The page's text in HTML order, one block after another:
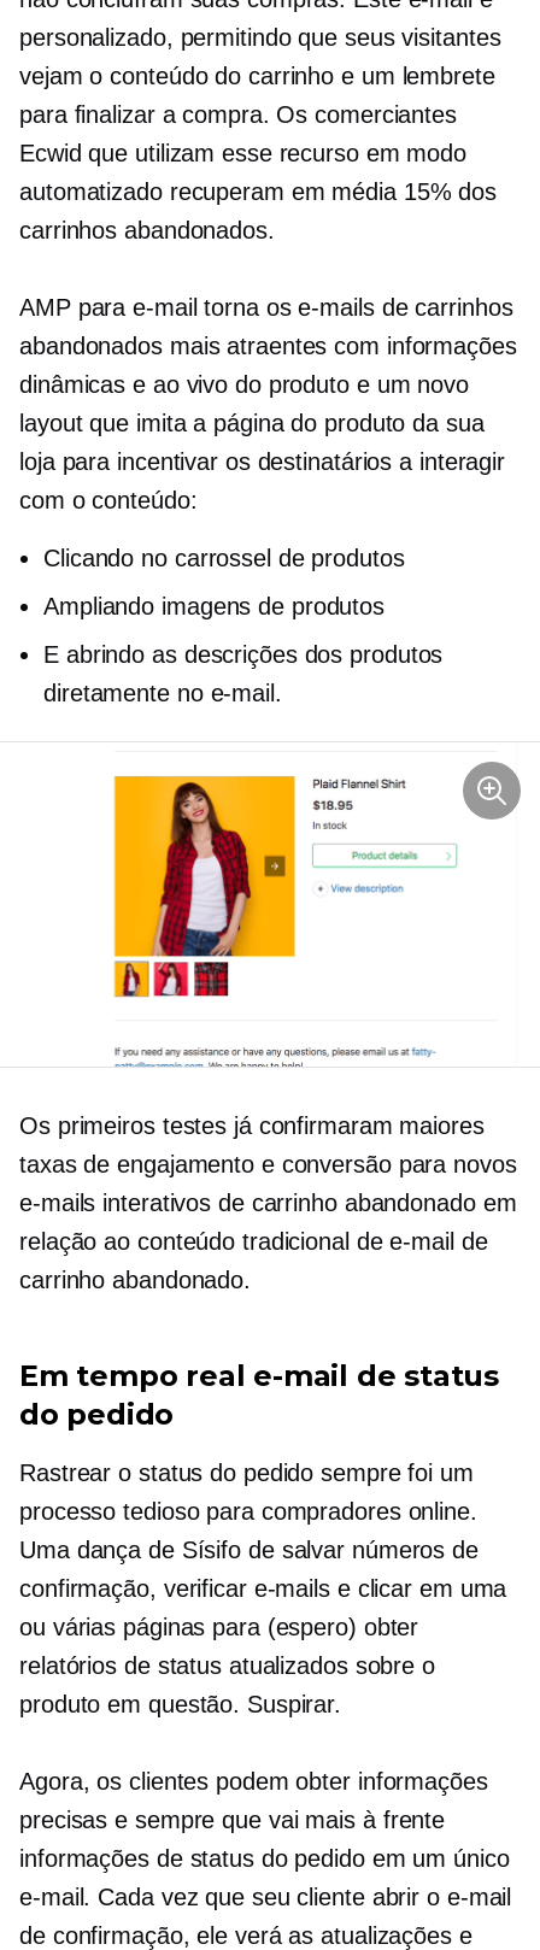
personalizado, permitindo que seus visitantes
vejam o conteúdo do carrinho e um lembrete
para finalizar a compra. Os comerciantes
Ecwid que utilizam esse recurso em modo
automatizado recuperam em média 15% dos
carrinhos abandonados.
AMP para e-mail torna os e-mails de carrinhos
abandonados mais atraentes com informações
dinâmicas e ao vivo do produto e um novo
layout que imita a página do produto da sua
loja para incentivar os destinatários a interagir
com o conteúdo:
Clicando no carrossel de produtos
Ampliando imagens de produtos
E abrindo as descrições dos produtos
diretamente no e-mail.
Os primeiros testes já confirmaram maiores
taxas de engajamento e conversão para novos
e-mails interativos de carrinho abandonado em
relação ao conteúdo tradicional de e-mail de
carrinho abandonado.
Em tempo real e-mail de status
do pedido
Rastrear o status do pedido sempre foi um
processo tedioso para compradores online.
Uma dança de Sísifo de salvar números de
confirmação, verificar e-mails e clicar em uma
ou várias páginas para (espero) obter
relatórios de status atualizados sobre o
produto em questão. Suspirar.
Agora, os clientes podem obter informações
precisas e sempreque vai mais à frente
informações de status do pedido em um único
e-mail. Cada vez que seu cliente abrir o e-mail
de confirmação, ele verá as atualizações e